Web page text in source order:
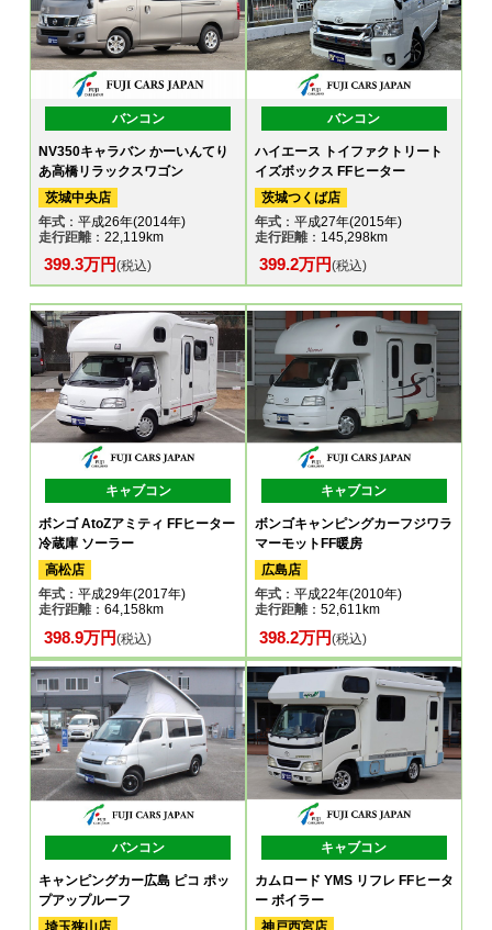
バンコン
NV350キャラバン かーいんてり
あ高橋リラックスワゴン
茨城中央店
年式 ：平成26年(2014年)
走行距離：22,119km
399.3万円(税込)
バンコン
ハイエース トイファクトリート
イズボックス FFヒーター
茨城つくば店
年式：平成27年(2015年)
走行距離：145,298km
399.2万円(税込)
キャブコン
ボンゴ AtoZアミティ FFヒーター
冷蔵庫 ソーラー
高松店
年式 ：平成29年(2017年)
走行距離：64,158km
398.9万円(税込)
キャブコン
ボンゴキャンピングカーフジワラ
マーモットFF暖房
広島店
年式：平成22年(2010年)
走行距離：52,611km
398.2万円(税込)
バンコン
キャンピングカー広島 ピコ ポッ
プアップルーフ
埼玉狭山店
キャブコン
カムロード YMS リフレ FFヒータ
ー ボイラー
神戸西宮店